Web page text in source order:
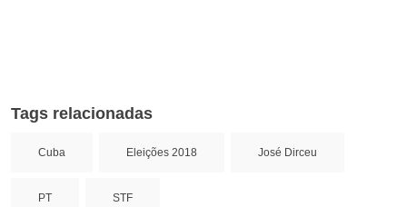
Tags relacionadas
Cuba Eleições 2018 José Dirceu
PT STF